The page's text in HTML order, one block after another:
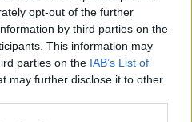
opt-out of the further
by third parties on the
This information may
parties on the IAB’s List of
may further disclose it to other
Εστίας
Κ. Μητσοτάκης:
η ενίσχυση της